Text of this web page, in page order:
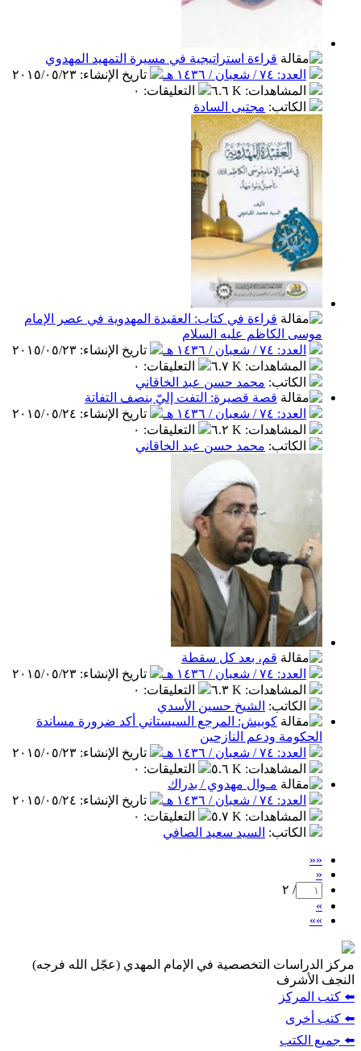
قراءة استراتيجية في مسيرة التمهيد المهدوي
العدد: ٧٤ / شعبان / ١٤٣٦ هـ
تاريخ الإنشاء: ٢٠١٥/٠٥/٢٣
المشاهدات: ٦.٦ K التعليقات: ٠
الكاتب: مجتبى السادة
قراءة في كتاب: العقيدة المهدوية في عصر الإمام
موسى الكاظم عليه السلام
العدد: ٧٤ / شعبان / ١٤٣٦ هـ
تاريخ الإنشاء: ٢٠١٥/٠٥/٢٣
المشاهدات: ٦.٧ K التعليقات: ٠
الكاتب: محمد حسن عبد الخاقاني
قصة قصيرة: التفت إليّ بنصف التفاتة
العدد: ٧٤ / شعبان / ١٤٣٦ هـ
تاريخ الإنشاء: ٢٠١٥/٠٥/٢٤
المشاهدات: ٦.٢ K التعليقات: ٠
الكاتب: محمد حسن عبد الخاقاني
قم، بعد كل سقطة
العدد: ٧٤ / شعبان / ١٤٣٦ هـ
تاريخ الإنشاء: ٢٠١٥/٠٥/٢٣
المشاهدات: ٦.٣ K التعليقات: ٠
الكاتب: الشيخ حسين الأسدي
كوبيش: المرجع السيستاني أكد ضرورة مساندة
الحكومة ودعم النازحين
العدد: ٧٤ / شعبان / ١٤٣٦ هـ
تاريخ الإنشاء: ٢٠١٥/٠٥/٢٣
المشاهدات: ٥.٦ K التعليقات: ٠
مـوال مهدوي / بدراك
العدد: ٧٤ / شعبان / ١٤٣٦ هـ
تاريخ الإنشاء: ٢٠١٥/٠٥/٢٤
المشاهدات: ٥.٧ K التعليقات: ٠
الكاتب: السيد سعيد الصافي
««
«
/ ٢
»
»»
مركز الدراسات التخصصية في الإمام المهدي (عجّل الله فرجه)
النجف الأشرف
⬅️ كتب المركز
⬅️ كتب أخرى
⬅️ جميع الكتب